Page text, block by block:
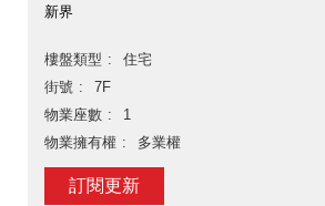
新界
樓盤類型
住宅
街號
7F
物業座數
1
物業擁有權
多業權
訂閱更新